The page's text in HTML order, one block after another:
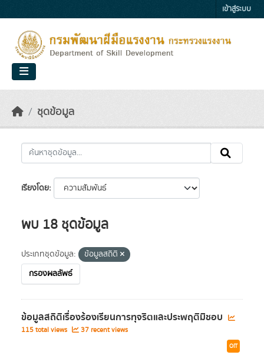
เข้าสู่ระบบ
ชุดข้อมูล
เรียงโดย
พบ 18 ชุดข้อมูล
ประเภทชุดข้อมูล:
ข้อมูลสถิติ
กรองผลลัพธ์
ข้อมูลสถิติเรื่องร้องเรียนการทุจริตและประพฤติมิชอบ
115 total views 37 recent views
OIT